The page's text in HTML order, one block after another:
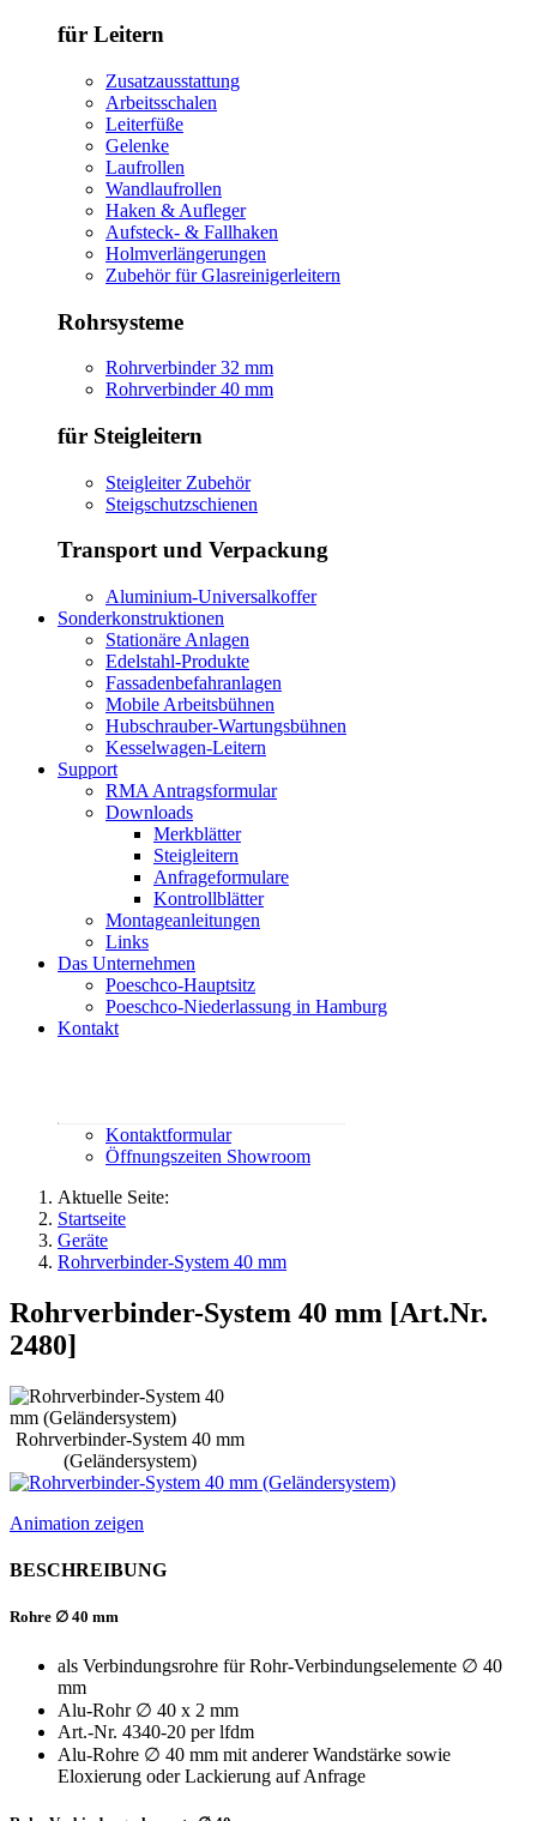
für Leitern
Zusatzausstattung
Arbeitsschalen
Leiterfüße
Gelenke
Laufrollen
Wandlaufrollen
Haken & Aufleger
Aufsteck- & Fallhaken
Holmverlängerungen
Zubehör für Glasreinigerleitern
Rohrsysteme
Rohrverbinder 32 mm
Rohrverbinder 40 mm
für Steigleitern
Steigleiter Zubehör
Steigschutzschienen
Transport und Verpackung
Aluminium-Universalkoffer
Sonderkonstruktionen
Stationäre Anlagen
Edelstahl-Produkte
Fassadenbefahranlagen
Mobile Arbeitsbühnen
Hubschrauber-Wartungsbühnen
Kesselwagen-Leitern
Support
RMA Antragsformular
Downloads
Merkblätter
Steigleitern
Anfrageformulare
Kontrollblätter
Montageanleitungen
Links
Das Unternehmen
Poeschco-Hauptsitz
Poeschco-Niederlassung in Hamburg
Kontakt
Kontaktformular
Öffnungszeiten Showroom
Aktuelle Seite:
Startseite
Geräte
Rohrverbinder-System 40 mm
Rohrverbinder-System 40 mm [Art.Nr.
2480]
Rohrverbinder-System 40 mm
(Geländersystem)
Animation zeigen
BESCHREIBUNG
Rohre ∅ 40 mm
als Verbindungsrohre für Rohr-Verbindungselemente ∅ 40
mm
Alu-Rohr ∅ 40 x 2 mm
Art.-Nr. 4340-20 per lfdm
Alu-Rohre ∅ 40 mm mit anderer Wandstärke sowie
Eloxierung oder Lackierung auf Anfrage